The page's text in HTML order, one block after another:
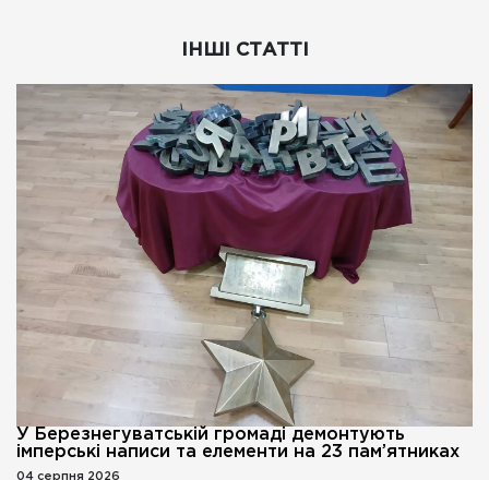
ІНШІ СТАТТІ
У Березнегуватській громаді демонтують
імперські написи та елементи на 23 пам’ятниках
04 серпня 2026